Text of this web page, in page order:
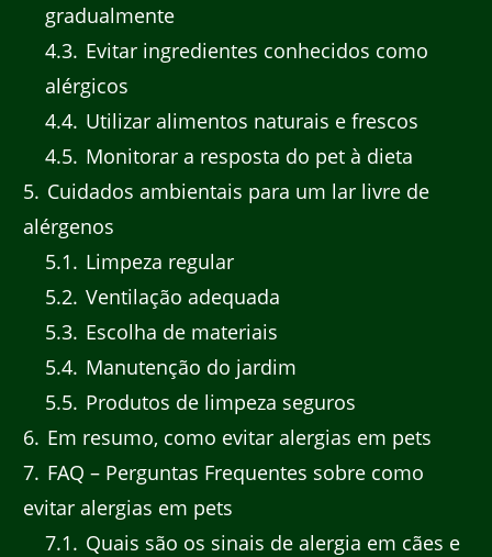
gradualmente
4.3 Evitar ingredientes conhecidos como
alérgicos
4.4 Utilizar alimentos naturais e frescos
4.5 Monitorar a resposta do pet à dieta
5 Cuidados ambientais para um lar livre de
alérgenos
5.1
Limpeza regular
5.2 Ventilação adequada
5.3 Escolha de materiais
5.4 Manutenção do jardim
5.5 Produtos de limpeza seguros
6 Em resumo, como evitar alergias em pets
7 FAQ – Perguntas Frequentes sobre como
evitar alergias em pets
7.1
Quais são os sinais de alergia em cães e